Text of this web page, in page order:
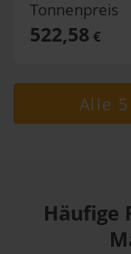
Tonnenpreis
522,58 €
Alle
Häufige